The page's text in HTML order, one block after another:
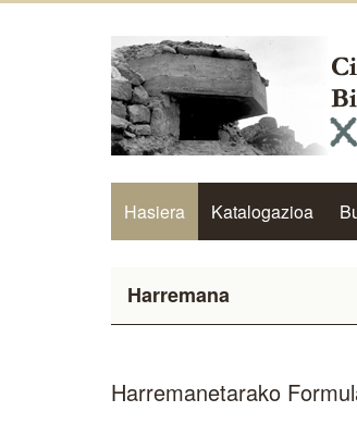
Hasiera Katalogazioa
Harremana
Harremanetarako